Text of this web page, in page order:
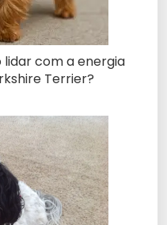
lidar com a energia
Terrier?